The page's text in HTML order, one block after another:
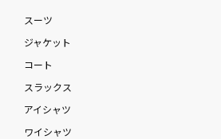
スーツ
ジャケット
コート
スラックス
アイシャツ
ワイシャツ